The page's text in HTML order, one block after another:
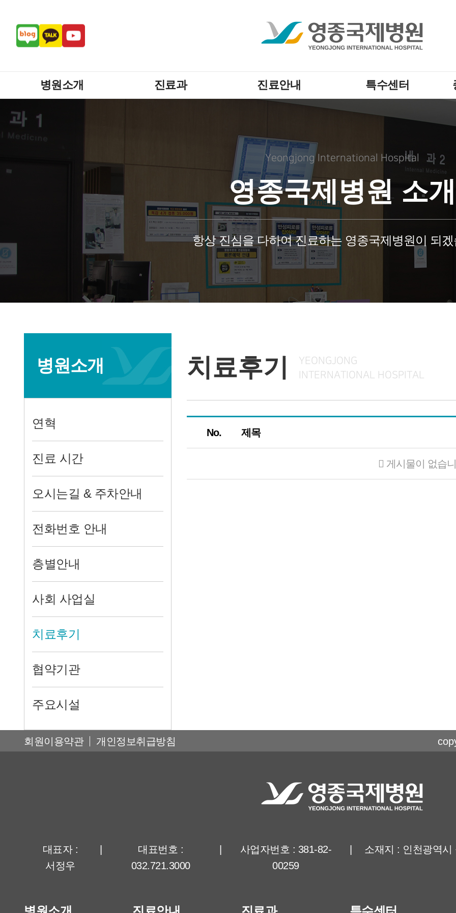
병원소개 진료과 진료안내 특수센터
Yeongjong International Hospital
영종국제병원 소개
항상 진심을 다하여 진료하는 영종국제병원이 되
병원소개
연혁
진료 시간
오시는길 & 주차안내
전화번호 안내
층별안내
사회 사업실
치료후기
협약기관
주요시설
치료후기
YEONGJONG
INTERNATIONAL HOSPITAL
No. 제목
게시물이 없습
회원이용약관 개인정보취급방침
대표자 :
서정우
대표번호 :
032.721.3000
사업자번호 : 381-82-
00259
소재지 : 인천광역